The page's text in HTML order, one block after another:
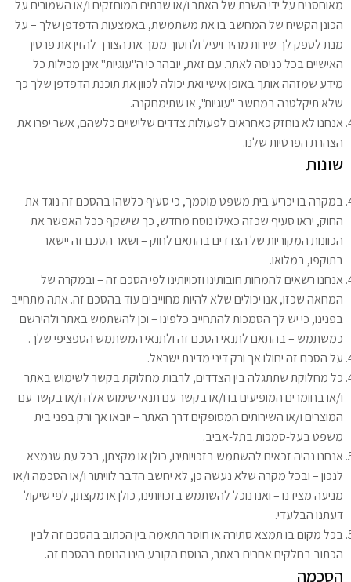
מאוחסנים על ידי השרת של האתר ו/או שרתים המוחזקים ו/או השמורים על
הכונן הקשיח של המחשב בו את משתמשת, באמצעות הדפדפן שלך – על
מנת לספק לך שירות מהיר ויעיל ולחסוך ממך את הצורך להזין את פרטיך
האישיים בכל כניסה לאתר. עם זאת, יובהר כי ה"עוגיות" אינן מכילות כל
מידע שמזהה אותך באופן אישי ואת יכולה לכוון את תוכנת הדפדפן שלך כך
שלא תיקלטנה במחשב "עוגיות", או שתימחקנה.
אנחנו לא נוחזק כאחראים לפעולות צדדים שלישיים כלשהם, אשר יפרו את
הצהרת הפרטיות שלנו.
שונות
במקרה בו יכריע בית משפט מוסמך, כי סעיף כלשהו בהסכם זה נוגד את
החוק, יראו סעיף שכזה כאילו נוסח מחדש, כך שישקף ככל האפשר את
הכוונות המקוריות של הצדדים בהתאם לחוק – ושאר הסכם זה יישאר
בתוקפו, במלואו.
אנחנו רשאים להמחות חובותינו וזכויותינו לפי הסכם זה – ובמקרה של
המחאה שכזו, אנו יכולים שלא להיות מחוייבים עוד בהסכם זה. אתה מתחייב
בפנינו, כי יש לך הסמכות להתחייב כלפינו – וכן להשתמש באתר ולהירשם
כמשתמש – בהתאם לתנאי הסכם זה ולתנאי המשתמש הספציפי שלך.
על הסכם זה יחולו אך ורק דיני מדינת ישראל.
כל מחלוקת שתתגלה בין הצדדים, לרבות מחלוקת בקשר לשימוש באתר
ו/או בחומרים המופיעים בו ו/או בקשר עם תנאי שימוש אלה ו/או בקשר עם
המוצרים ו/או השירותים המסופקים דרך האתר – יובאו אך ורק בפני בית
משפט בעל-סמכות בתל-אביב.
אנחנו נהיה זכאים להשתמש בזכויותינו, כולן או מקצתן, בכל עת שנמצא
לנכון – ובכל מקרה שלא נעשה כן, לא יחשב הדבר לוויתור ו/או הסכמה ו/או
מניעה מצידנו – ואנו נוכל להשתמש בזכויותינו, כולן או מקצתן, לפי שיקול
דעתנו הבלעדי.
בכל מקום בו תמצא סתירה או חוסר התאמה בין הכתוב בהסכם זה לבין
הכתוב בחלקים אחרים באתר, הנוסח הקובע הינו הנוסח בהסכם זה.
הסכמה